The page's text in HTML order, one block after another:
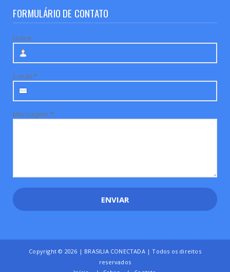
FORMULÁRIO DE CONTATO
Nome
E-mail*
Mensagem *
Copyright © 2026 | BRASILIA CONECTADA | Todos os direitos
reservados